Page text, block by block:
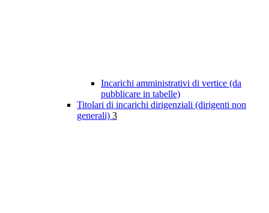
Incarichi amministrativi di vertice (da
pubblicare in tabelle)
Titolari di incarichi dirigenziali (dirigenti non
generali) 3